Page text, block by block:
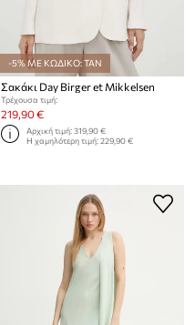
-5% ΜΕ ΚΩΔΙΚΟ: TAN
Σακάκι Day Birger et Mikkelsen
Τρέχουσα τιμή:
219,90 €
Αρχική τιμή:319,90 €
Η χαμηλότερη τιμή:229,90 €